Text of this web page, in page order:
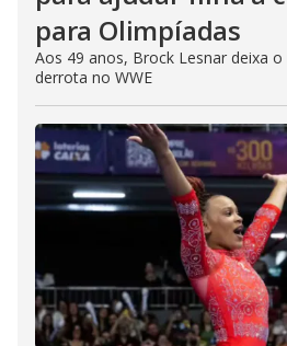
para Olimpíadas
Aos 49 anos, Brock Lesnar deixa
derrota no WWE